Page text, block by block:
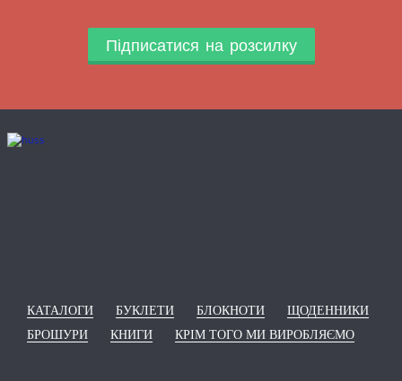
Підписатися на розсилку
КАТАЛОГИ БУКЛЕТИ БЛОКНОТИ
ЩОДЕННИКИ
БРОШУРИ
КНИГИ КРІМ ТОГО МИ ВИРОБЛЯЄМО